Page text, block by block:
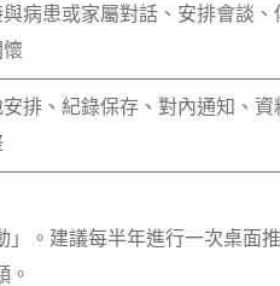
病患或家屬對話、安排會談、
排、紀錄保存、對內通知、資
。建議每半年進行一次桌面
。